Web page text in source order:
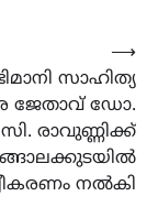
സാഹിത്യ
ജേതാവ് ഡോ.
സി. രാവുണ്ണിക്ക്
നൽകി
⟶